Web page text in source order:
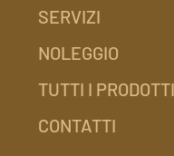
SERVIZI
NOLEGGIO
TUTTI I PRODOTTI
CONTATTI